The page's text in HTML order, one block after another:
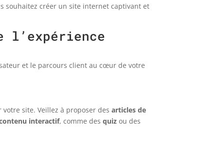
souhaitez créer un site internet captivant et
l’expérience
et le parcours client au cœur de votre
site. Veillez à proposer desarticles de
interactif, comme desquiz ou des